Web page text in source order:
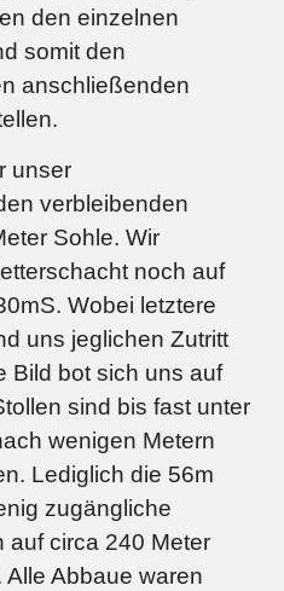
den einzelnen
somit den
anschließenden
unser
verbleibenden
Sohle. Wir
noch auf
Wobei letztere
uns jeglichen Zutritt
Bild bot sich uns auf
sind bis fast unter
wenigen Metern
Lediglich die 56m
zugängliche
auf circa 240 Meter
Abbaue waren